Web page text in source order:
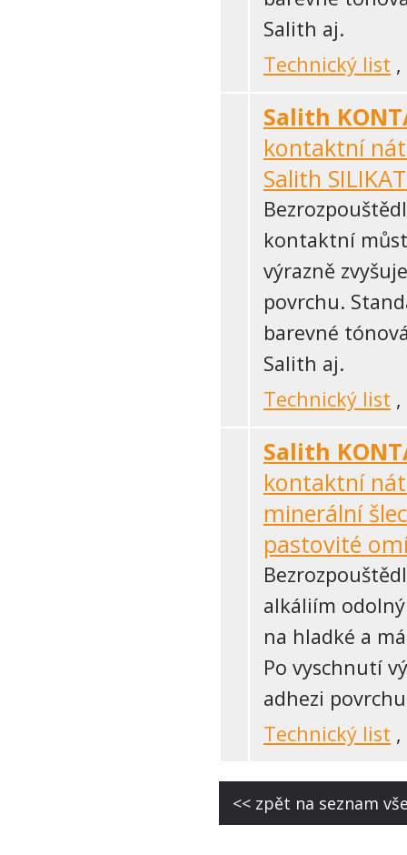
Salith aj.
Technický list ,
Salith
kontaktní
Salith
kontaktní
výrazně
povrchu.
barevné
Salith aj.
Technický list ,
Salith
kontaktní
minerální
pastovité
alkáliím
na hladké a
Po vyschnutí
adhezi
Technický list ,
<< zpět na seznam